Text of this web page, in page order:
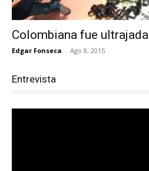
Colombiana fue ultrajada
Edgar Fonseca - Ago 8, 2015
Entrevista